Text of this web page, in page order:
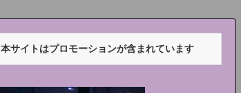
本サイトはプロモーションが含まれています